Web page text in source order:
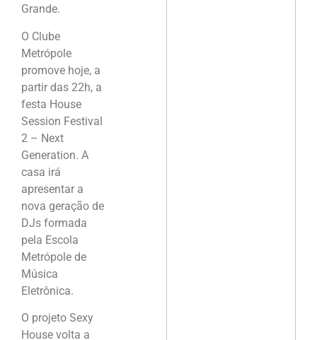
Grande.
O Clube
Metrópole
promove hoje, a
partir das 22h, a
festa House
Session Festival
2 – Next
Generation. A
casa irá
apresentar a
nova geração de
DJs formada
pela Escola
Metrópole de
Música
Eletrônica.
O projeto Sexy
House volta a